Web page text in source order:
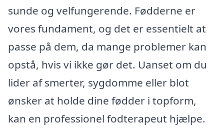
sunde og velfungerende. Fødderne er
vores fundament, og det er essentielt at
passe på dem, da mange problemer kan
opstå, hvis vi ikke gør det. Uanset om du
lider af smerter, sygdomme eller blot
ønsker at holde dine fødder i topform,
kan en professionel fodterapeut hjælpe.